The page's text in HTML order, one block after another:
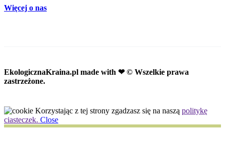
Więcej o nas
EkologicznaKraina.pl made with ❤ © Wszelkie prawa
zastrzeżone.
Korzystając z tej strony zgadzasz się na naszą politykę
ciasteczek. Close